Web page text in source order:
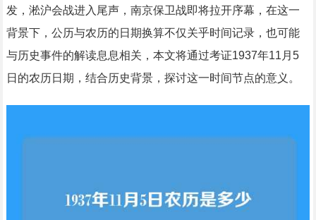
发，淞沪会战进入尾声，南京保卫战即将拉开序幕，在这一
背景下，公历与农历的日期换算不仅关乎时间记录，也可能
与历史事件的解读息息相关，本文将通过考证1937年11月5
日的农历日期，结合历史背景，探讨这一时间节点的意义。